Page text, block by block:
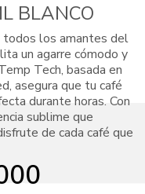
BLANCO
los amantes del
un agarre cómodo y
Tech, basada en
asegura que tu café
durante horas. Con
sublime que
de cada café que